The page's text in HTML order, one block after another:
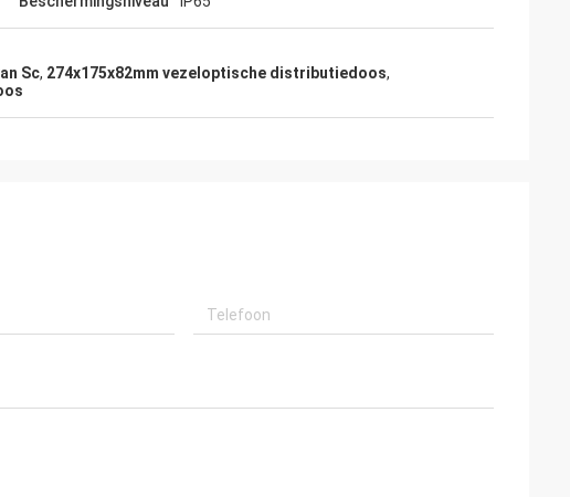
Sc, 274x175x82mm vezeloptische distributiedoos,